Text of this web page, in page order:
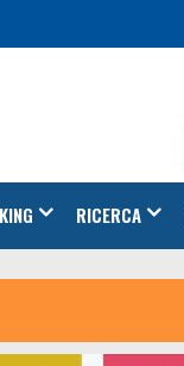
RICERCA